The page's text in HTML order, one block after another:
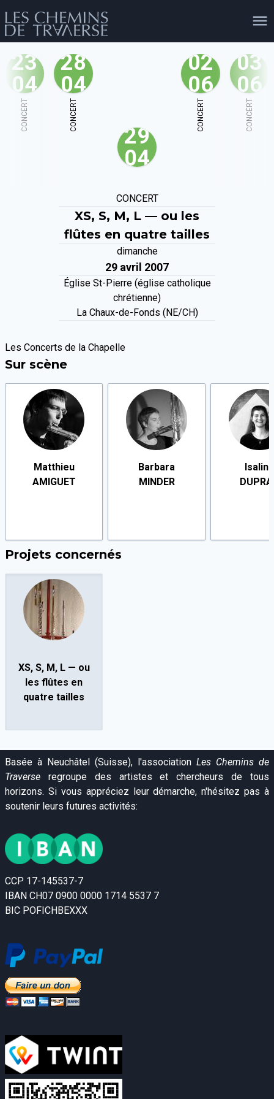
agenda personnes shop
facebook
23
04
CONCERT
28
04
CONCERT
29
04
02
06
CONCERT
03
06
CONCERT
CONCERT
XS, S, M, L — ou les
flûtes en quatre tailles
dimanche
29 avril 2007
Église St-Pierre (église catholique
chrétienne)
La Chaux-de-Fonds (NE/CH)
Les Concerts de la Chapelle
Sur scène
Matthieu
AMIGUET
Barbara
MINDER
Isaline
Projets concernés
XS, S, M, L — ou
les flûtes en
quatre tailles
Basée à Neuchâtel (Suisse), l'association Les Chemins de
Traverse regroupe des artistes et chercheurs de tous
horizons. Si vous appréciez leur démarche, n'hésitez pas à
soutenir leurs futures activités:
CCP 17-145537-7
IBAN CH07 0900 0000 1714 5537 7
BIC POFICHBEXXX